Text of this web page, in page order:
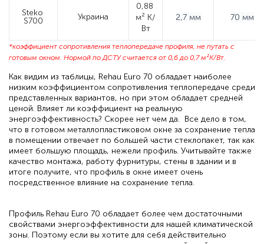
Steko
S700
Украина
0,88
м² К/
Вт
2,7 мм 70 мм
*коэффициент сопротивления теплопередаче профиля, не путать с
готовым окном. Нормой по ДСТУ считается от 0,6 до 0,7 м²K/Вт.
Как видим из таблицы, Rehau Euro 70 обладает наиболее
низким коэффициентом сопротивления теплопередаче среди
представленных вариантов, но при этом обладает средней
ценой. Влияет ли коэффициент на реальную
энергоэффективность? Скорее нет чем да. Все дело в том,
что в готовом металлопластиковом окне за сохранение тепла
в помещении отвечает по большей части стеклопакет, так как
имеет большую площадь, нежели профиль. Учитывайте также
качество монтажа, работу фурнитуры, стены в здании и в
итоге получите, что профиль в окне имеет очень
посредственное влияние на сохранение тепла.
Профиль Rehau Euro 70 обладает более чем достаточными
свойствами энергоэффективности для нашей климатической
зоны. Поэтому если вы хотите для себя действительно